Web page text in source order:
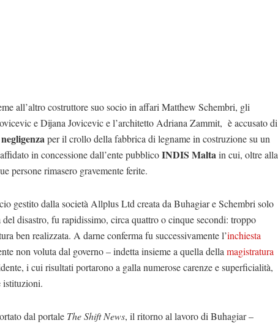
all’altro costruttore suo socio in affari Matthew Schembri, gli
e Dijana Jovicevic e l’architetto Adriana Zammit, è accusato di
per il crollo della fabbrica di legname in costruzione su un
in concessione dall’ente pubblicoINDIS Maltain cui, oltre alla
persone rimasero gravemente ferite.
gestito dalla società Allplus Ltd creata da Buhagiar e Schembri solo
del disastro, fu rapidissimo, circa quattro o cinque secondi: troppo
ben realizzata. A darne conferma fu successivamente l’inchiesta
non voluta dal governo – indetta insieme a quella della magistratura
i cui risultati portarono a galla numerose carenze e superficialità,
istituzioni.
dal portale The Shift News, il ritorno al lavoro di Buhagiar –